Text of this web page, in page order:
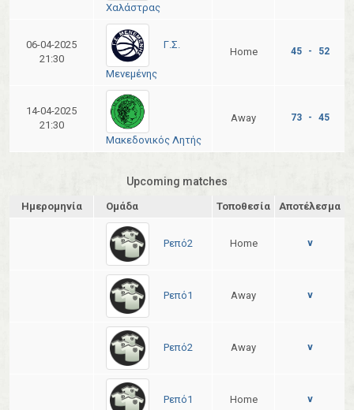
Χαλάστρας
06-04-2025
21:30
Γ.Σ.
Μενεμένης
Home 45 - 52
14-04-2025
21:30
Μακεδονικός Λητής
Away 73 - 45
Upcoming matches
Ημερομηνία Ομάδα Τοποθεσία Αποτέλεσμα
Ρεπό2 Home v
Ρεπό1 Away v
Ρεπό2 Away v
Ρεπό1 Home v